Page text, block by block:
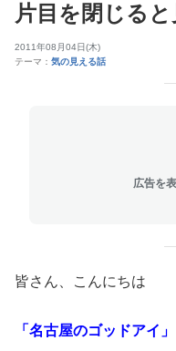
片目を閉じる
2011年08月04日(木)
テーマ： 気の見える話
広告を
皆さん、こんにちは
「名古屋のゴッドアイ」